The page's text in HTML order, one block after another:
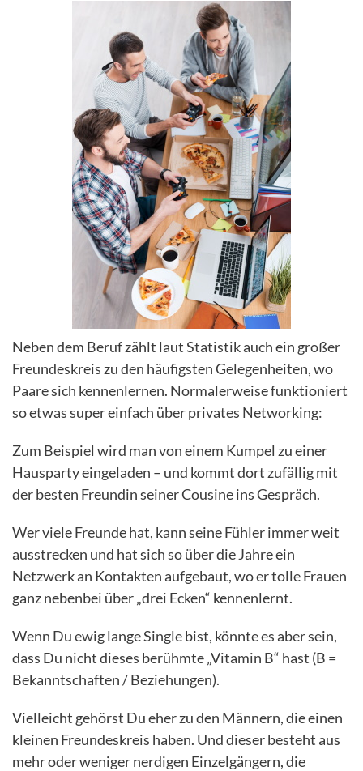
Neben dem Beruf zählt laut Statistik auch ein großer
Freundeskreis zu den häufigsten Gelegenheiten, wo
Paare sich kennenlernen. Normalerweise funktioniert
so etwas super einfach über privates Networking:
Zum Beispiel wird man von einem Kumpel zu einer
Hausparty eingeladen – und kommt dort zufällig mit
der besten Freundin seiner Cousine ins Gespräch.
Wer viele Freunde hat, kann seine Fühler immer weit
ausstrecken und hat sich so über die Jahre ein
Netzwerk an Kontakten aufgebaut, wo er tolle Frauen
ganz nebenbei über „drei Ecken“ kennenlernt.
Wenn Du ewig lange Single bist, könnte es aber sein,
dass Du nicht dieses berühmte „Vitamin B“ hast (B =
Bekanntschaften / Beziehungen).
Vielleicht gehörst Du eher zu den Männern, die einen
kleinen Freundeskreis haben. Und dieser besteht aus
mehr oder weniger nerdigen Einzelgängern, die